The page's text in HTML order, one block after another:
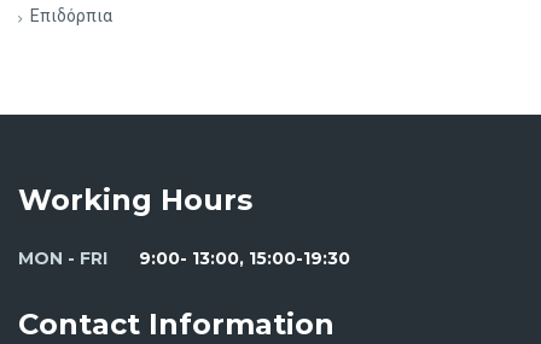
Επιδόρπια
Working Hours
MON - FRI 9:00- 13:00, 15:00-19:30
Contact Information